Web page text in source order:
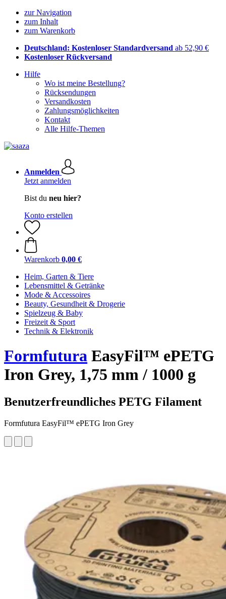
zur Navigation
zum Inhalt
zum Warenkorb
Deutschland: Kostenloser Standardversand ab 52,90 €
Kostenloser Rückversand
Hilfe
Wo ist meine Bestellung?
Rücksendungen
Versandkosten
Zahlungsmöglichkeiten
Kontakt
Alle Hilfe-Themen
Anmelden
Jetzt anmelden
Bist du neu hier?
Konto erstellen
Warenkorb 0,00 €
Heim, Garten & Tiere
Lebensmittel & Getränke
Mode & Accessoires
Beauty, Gesundheit & Drogerie
Spielzeug & Baby
Freizeit & Sport
Technik & Elektronik
Formfutura EasyFil™ ePETG
Iron Grey, 1,75 mm / 1000 g
Benutzerfreundliches PETG Filament
Formfutura EasyFil™ ePETG Iron Grey